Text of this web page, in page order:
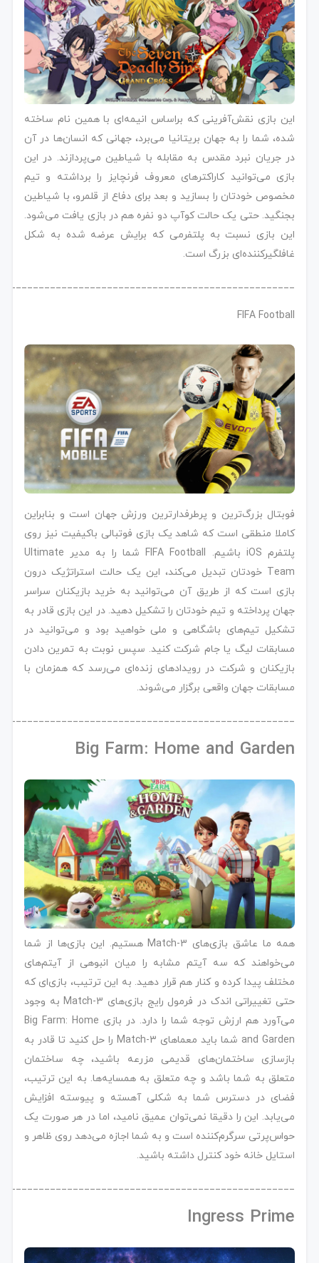
این بازی نقش‌آفرینی که براساس انیمه‌ای با همین نام ساخته
شده، شما را به جهان بریتانیا می‌برد، جهانی که انسان‌ها در آن
در جریان نبرد مقدس به مقابله با شیاطین می‌پردازند. در این
بازی می‌توانید کاراکترهای معروف فرنچایز را برداشته و تیم
مخصوص خودتان را بسازید و بعد برای دفاع از قلمرو، با شیاطین
بجنگید. حتی یک حالت کوآپ دو نفره هم در بازی یافت می‌شود.
این بازی نسبت به پلتفرمی که برایش عرضه شده به شکل
غافلگیرکننده‌ای بزرگ است.
FIFA Football
فوبتال بزرگ‌ترین و پرطرفدارترین ورزش جهان است و بنابراین
کاملا منطقی است که شاهد یک بازی فوتبالی باکیفیت نیز روی
پلتفرم iOS باشیم. FIFA Football شما را به مدیر Ultimate
Team خودتان تبدیل می‌کند، این یک حالت استراتژیک درون
بازی است که از طریق آن می‌توانید به خرید بازیکنان سراسر
جهان پرداخته و تیم خودتان را تشکیل دهید. در این بازی قادر به
تشکیل تیم‌های باشگاهی و ملی خواهید بود و می‌توانید در
مسابقات لیگ یا جام شرکت کنید. سپس نوبت به تمرین دادن
بازیکنان و شرکت در رویدادهای زنده‌ای می‌رسد که همزمان با
مسابقات جهان واقعی برگزار می‌شوند.
Big Farm: Home and Garden
همه ما عاشق بازی‌های Match-3 هستیم. این بازی‌ها از شما
می‌خواهند که سه آیتم مشابه را میان انبوهی از آیتم‌های
مختلف پیدا کرده و کنار هم قرار دهید. به این ترتیب، بازی‌ای که
حتی تغییراتی اندک در فرمول رایج بازی‌های Match-3 به وجود
می‌آورد هم ارزش توجه شما را دارد. در بازی Big Farm: Home
and Garden شما باید معماهای Match-3 را حل کنید تا قادر به
بازسازی ساختمان‌های قدیمی مزرعه باشید، چه ساختمان
متعلق به شما باشد و چه متعلق به همسایه‌ها. به این ترتیب،
فضای در دسترس شما به شکلی آهسته و پیوسته افزایش
می‌یابد. این را دقیقا نمی‌توان عمیق نامید، اما در هر صورت یک
حواس‌پرتی سرگرم‌کننده است و به شما اجازه می‌دهد روی ظاهر و
استایل خانه خود کنترل داشته باشید.
Ingress Prime